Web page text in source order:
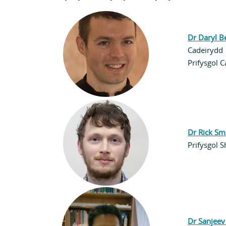
Dr Daryl
Cadeirydd
Prifysgol
Dr Rick
Prifysgol
Dr